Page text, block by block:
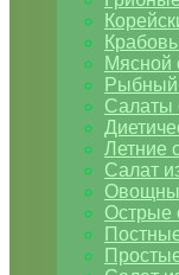
Мясной
Рыбный
Салаты
Летние
Салат
Острые